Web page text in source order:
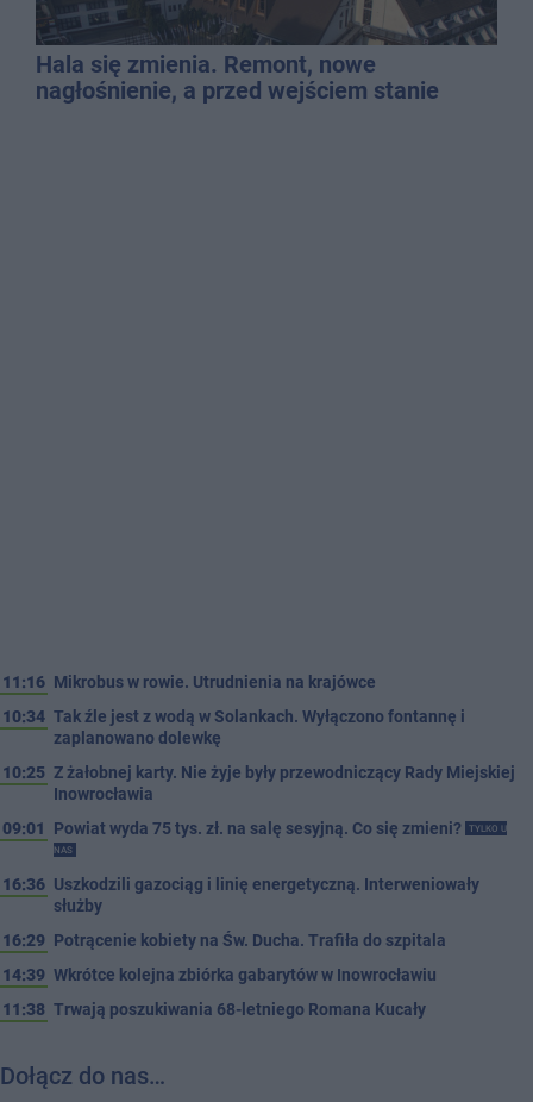
Hala się zmienia. Remont, nowe
nagłośnienie, a przed wejściem stanie
11:16 Mikrobus w rowie. Utrudnienia na krajówce
10:34 Tak źle jest z wodą w Solankach. Wyłączono fontannę i
zaplanowano dolewkę
10:25 Z żałobnej karty. Nie żyje były przewodniczący Rady Miejskiej
Inowrocławia
09:01
Powiat wyda 75 tys. zł. na salę sesyjną. Co się zmieni?
TYLKO U
NAS
16:36 Uszkodzili gazociąg i linię energetyczną. Interweniowały
służby
16:29 Potrącenie kobiety na Św. Ducha. Trafiła do szpitala
14:39 Wkrótce kolejna zbiórka gabarytów w Inowrocławiu
11:38 Trwają poszukiwania 68-letniego Romana Kucały
Dołącz do nas…